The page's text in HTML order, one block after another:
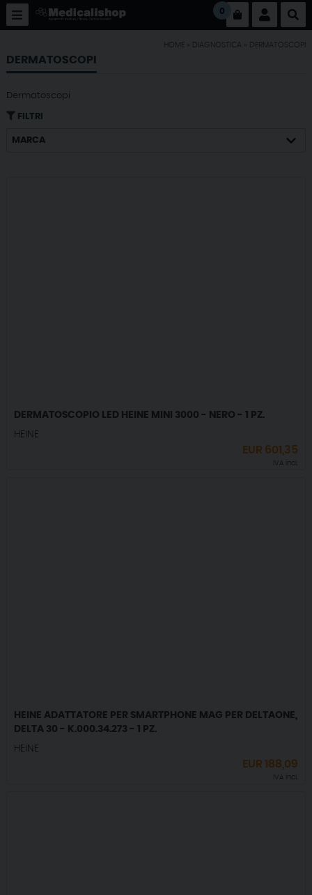
0
HOME DIAGNOSTICA DERMATOSCOPI
DERMATOSCOPI
Dermatoscopi
FILTRI
MARCA
DERMATOSCOPIO LED HEINE MINI 3000 - NERO - 1 PZ.
HEINE
EUR 601,35
IVA incl.
HEINE ADATTATORE PER SMARTPHONE MAG PER DELTAONE,
DELTA 30 - K.000.34.273 - 1 PZ.
HEINE
EUR188,09
IVA incl.